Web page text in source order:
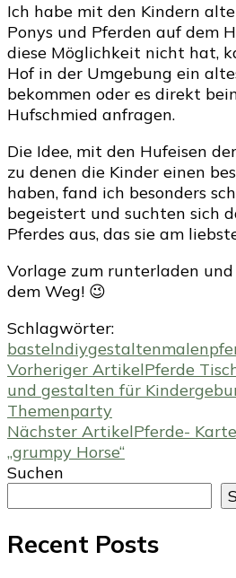
Ich habe mit den Kindern
Ponys und Pferden auf dem
diese Möglichkeit nicht hat,
Hof in der Umgebung ein
bekommen oder es direkt
Hufschmied anfragen.
Die Idee, mit den Hufeisen
zu denen die Kinder einen
haben, fand ich besonders
begeistert und suchten sich
Pferdes aus, das sie am
Vorlage zum runterladen
dem Weg! 😉
Schlagwörter:
bastelndiygestaltenmalen
Beitragsnavigation
Vorheriger ArtikelPferde
und gestalten für
Themenparty
Nächster ArtikelPferde-
„grumpy Horse“
Suchen
Recent Posts